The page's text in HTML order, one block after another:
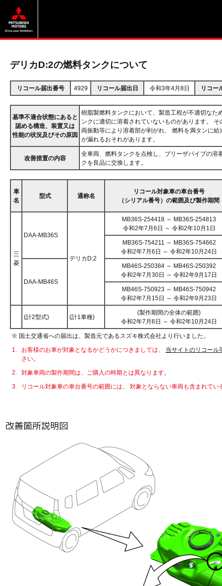
デリカD:2の燃料タンクについて
リコール届出番号 4929 リコール届出日 令和3年4月8日 リコー
基準不適合状態にあると
認める構造、装置又は
性能の状況及びその原因
樹脂製燃料タンクにおいて、製造工程が不適切なた
ンクに適切に溶着されていないものがあります。
両振動等により溶着部が剥がれ、 燃料を満タンに
が漏れるおそれがあります。
改善措置の内容
全車両、燃料タンクを点検し、ブリーザパイプの溶
クを良品に交換します。
車
名
型式 通称名
リコール対象車の車台番号
（シリアル番号）の範囲及び製作期間
三
菱
DAA-MB36S
デリカD:2
MB36S-254418 ～ MB36S-254813
令和2年7月6日 ～ 令和2年10月1日
MB36S-754211 ～ MB36S-754662
令和2年7月6日 ～ 令和2年10月24日
DAA-MB46S
MB46S-250384 ～ MB46S-250392
令和2年7月30日 ～ 令和2年9月17日
MB46S-750923 ～ MB46S-750942
令和2年7月15日 ～ 令和2年9月23日
(計2型式) (計1車種)
(製作期間の全体の範囲)
令和2年7月6日 ～ 令和2年10月24日
※ 国土交通省への届出は、製造元であるスズキ株式会社より行いました。
1.
お客様のお車が対象となるかどうかにつきましては、 当サイトのリコール
さい。
2.
対象車両の製作期間は、ご購入の時期とは異なります。
3.
リコール対象車の車台番号の範囲には、 対象とならない車両も含まれてい